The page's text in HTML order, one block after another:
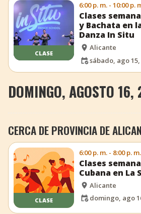
CLASE
6:00 p. m. - 10:00 p.
Clases
y Bachata en
Danza In Situ
Alicante
sábado, ago 15,
DOMINGO, AGOSTO
CERCA DE PROVINCIA DE
CLASE
6:00 p. m. - 8:00 p. m.
Clases
Cubana en La
Alicante
domingo, ago